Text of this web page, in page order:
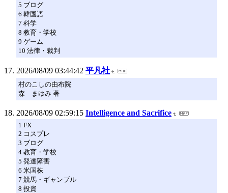
5 ブログ
6 韓国語
7 科学
8 教育・学校
9 ゲーム
10 法律・裁判
2026/08/09 03:44:42 平凡社
村のこしの由布院
森 まゆみ 著
2026/08/09 02:59:15 Intelligence and Sacrifice
1 FX
2 コスプレ
3 ブログ
4 教育・学校
5 発達障害
6 米国株
7 競馬・ギャンブル
8 投資